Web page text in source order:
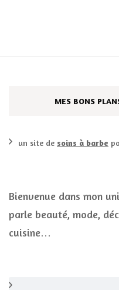
MES BONS
un site de soins à barbe
Bienvenue dans mon
parle beauté, mode,
cuisine…